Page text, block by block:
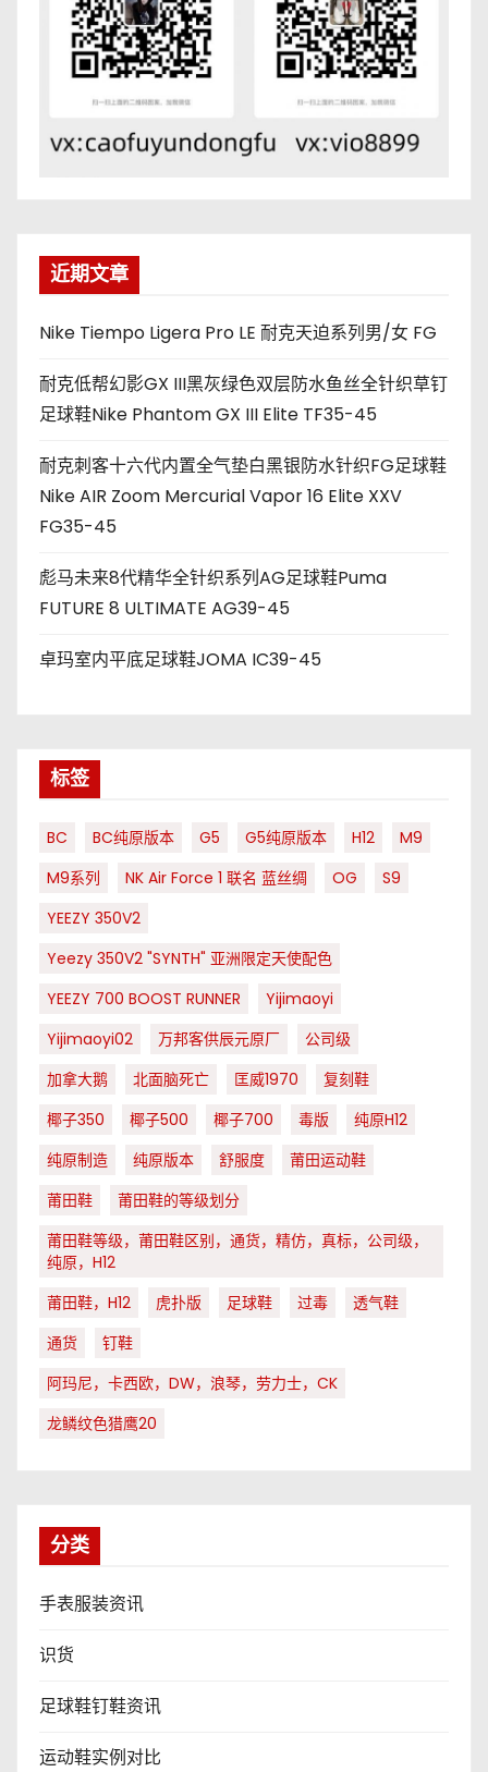
近期文章
Nike Tiempo Ligera Pro LE 耐克天迫系列男/女 FG
耐克低帮幻影GX III黑灰绿色双层防水鱼丝全针织草钉
足球鞋Nike Phantom GX III Elite TF35-45
耐克刺客十六代内置全气垫白黑银防水针织FG足球鞋
Nike AIR Zoom Mercurial Vapor 16 Elite XXV
FG35-45
彪马未来8代精华全针织系列AG足球鞋Puma
FUTURE 8 ULTIMATE AG39-45
卓玛室内平底足球鞋JOMA IC39-45
标签
BC BC纯原版本 G5 G5纯原版本 H12
M9
M9系列
NK Air Force 1 联名 蓝丝绸 OG
S9
YEEZY 350V2
Yeezy 350V2 "SYNTH" 亚洲限定天使配色
YEEZY 700 BOOST RUNNER
Yijimaoyi
Yijimaoyi02
万邦客供辰元原厂
公司级
加拿大鹅
北面脑死亡 匡威1970
复刻鞋
椰子350
椰子500 椰子700 毒版
纯原H12
纯原制造
纯原版本 舒服度
莆田运动鞋
莆田鞋
莆田鞋的等级划分
莆田鞋等级，莆田鞋区别，通货，精仿，真标，公司级，
纯原，H12
莆田鞋，H12
虎扑版 足球鞋 过毒
透气鞋
通货
钉鞋
阿玛尼，卡西欧，DW，浪琴，劳力士，CK
龙鳞纹色猎鹰20
分类
手表服装资讯
识货
足球鞋钉鞋资讯
运动鞋实例对比